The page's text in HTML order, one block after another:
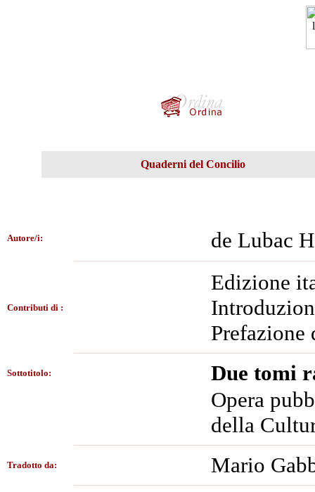
Quaderni del Concilio
Autore/i: de Lubac
Contributi di :
Edizione
Prefazione
Sottotitolo:
Due tomi
Opera
della
Tradotto da: Mario